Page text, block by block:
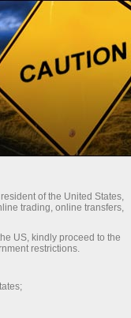
Promoaksiyalar
of the United States,
trading, online transfers,
US, kindly proceed to the
restrictions.